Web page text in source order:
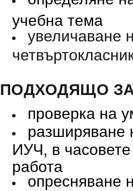
учебна тема
увеличаване
ПОДХОДЯЩО
проверка на
разширяване
ИУЧ, в часовете
работа
опресняване